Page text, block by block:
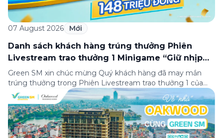
07 August 2026 Mới
Danh sách khách hàng trúng thưởng Phiên
Livestream trao thưởng 1 Minigame “Giữ nhịp
cuộc vui”
Green SM xin chúc mừng Quý khách hàng đã may mắn
trúng thưởng trong Phiên Livestream trao thưởng 1 của
Minigame “Giữ nhịp cuộc vui”, được phát sóng trực tiếp
trên Fanpage và TikTok Green SM từ 20:00 – 21:00 ngày
04/08/2026. Phiên livestream đã diễn ra công khai với sự
theo dõi của đông […]